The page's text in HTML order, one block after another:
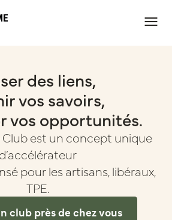
des liens,
vos savoirs,
vos opportunités.
Club est un concept unique
d’accélérateur
pour les artisans, libéraux,
TPE.
club près de chez vous